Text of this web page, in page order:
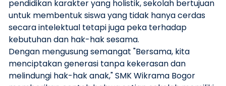
pendidikan karakter yang holistik, sekolah bertujuan
untuk membentuk siswa yang tidak hanya cerdas
secara intelektual tetapi juga peka terhadap
kebutuhan dan hak-hak sesama.
Dengan mengusung semangat "Bersama, kita
menciptakan generasi tanpa kekerasan dan
melindungi hak-hak anak," SMK Wikrama Bogor